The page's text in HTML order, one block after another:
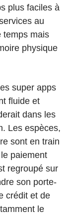
plus faciles à
au
temps mais
physique
super apps
fluide et
dans les
Les espèces,
sont en train
paiement
regroupé sur
son porte-
crédit et de
le